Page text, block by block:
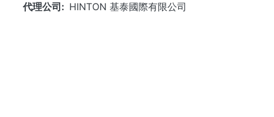
代理公司
HINTON 基泰國際有限公司